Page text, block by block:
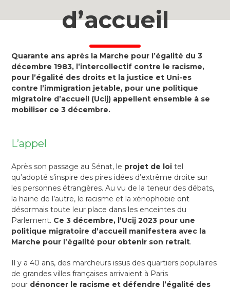
d’accueil
Quarante ans après la Marche pour l’égalité du 3
décembre 1983, l’intercollectif contre le racisme,
pour l’égalité des droits et la justice et Uni-es
contre l’immigration jetable, pour une politique
migratoire d’accueil (Ucij) appellent ensemble à se
mobiliser ce 3 décembre.
L’appel
Après son passage au Sénat, le projet de loi tel
qu’adopté s’inspire des pires idées d’extrême droite sur
les personnes étrangères. Au vu de la teneur des débats,
la haine de l’autre, le racisme et la xénophobie ont
désormais toute leur place dans les enceintes du
Parlement. Ce 3 décembre, l’Ucij 2023 pour une
politique migratoire d’accueil manifestera avec la
Marche pour l’égalité pour obtenir son retrait.
Il y a 40 ans, des marcheurs issus des quartiers populaires
de grandes villes françaises arrivaient à Paris
pour dénoncer le racisme et défendre l’égalité des